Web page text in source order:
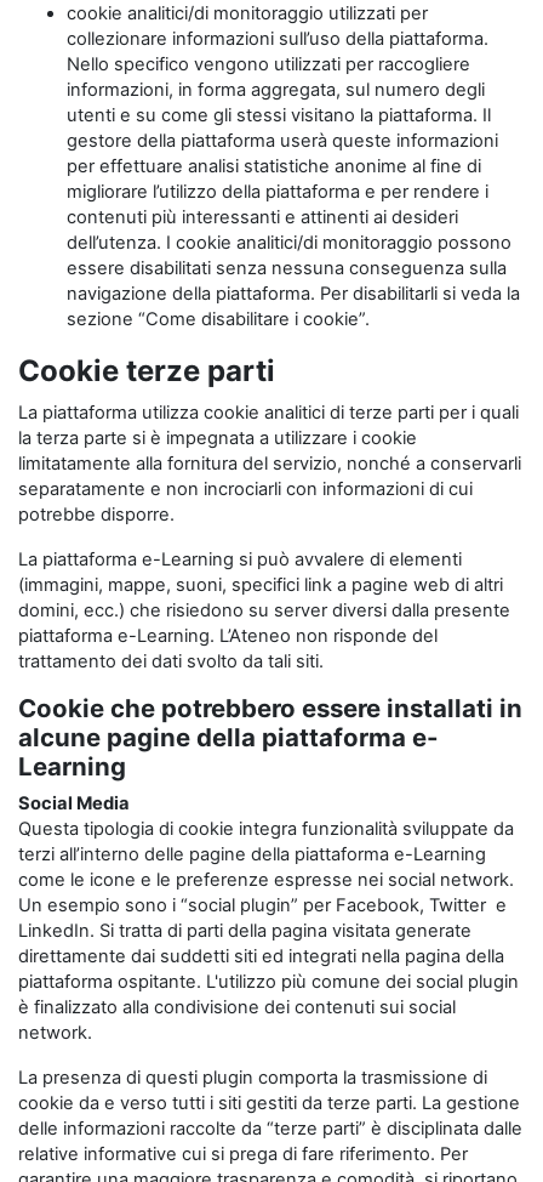
cookie analitici/di monitoraggio utilizzati per
collezionare informazioni sull’uso della piattaforma.
Nello specifico vengono utilizzati per raccogliere
informazioni, in forma aggregata, sul numero degli
utenti e su come gli stessi visitano la piattaforma. Il
gestore della piattaforma userà queste informazioni
per effettuare analisi statistiche anonime al fine di
migliorare l’utilizzo della piattaforma e per rendere i
contenuti più interessanti e attinenti ai desideri
dell’utenza. I cookie analitici/di monitoraggio possono
essere disabilitati senza nessuna conseguenza sulla
navigazione della piattaforma. Per disabilitarli si veda la
sezione “Come disabilitare i cookie”.
Cookie terze parti
La piattaforma utilizza cookie analitici di terze parti per i quali
la terza parte si è impegnata a utilizzare i cookie
limitatamente alla fornitura del servizio, nonché a conservarli
separatamente e non incrociarli con informazioni di cui
potrebbe disporre.
La piattaforma e-Learning si può avvalere di elementi
(immagini, mappe, suoni, specifici link a pagine web di altri
domini, ecc.) che risiedono su server diversi dalla presente
piattaforma e-Learning. L’Ateneo non risponde del
trattamento dei dati svolto da tali siti.
Cookie che potrebbero essere installati in
alcune pagine della piattaforma e-
Learning
Social Media
Questa tipologia di cookie integra funzionalità sviluppate da
terzi all’interno delle pagine della piattaforma e-Learning
come le icone e le preferenze espresse nei social network.
Un esempio sono i “social plugin” per Facebook, Twitter e
LinkedIn. Si tratta di parti della pagina visitata generate
direttamente dai suddetti siti ed integrati nella pagina della
piattaforma ospitante. L'utilizzo più comune dei social plugin
è finalizzato alla condivisione dei contenuti sui social
network.
La presenza di questi plugin comporta la trasmissione di
cookie da e verso tutti i siti gestiti da terze parti. La gestione
delle informazioni raccolte da “terze parti” è disciplinata dalle
relative informative cui si prega di fare riferimento. Per